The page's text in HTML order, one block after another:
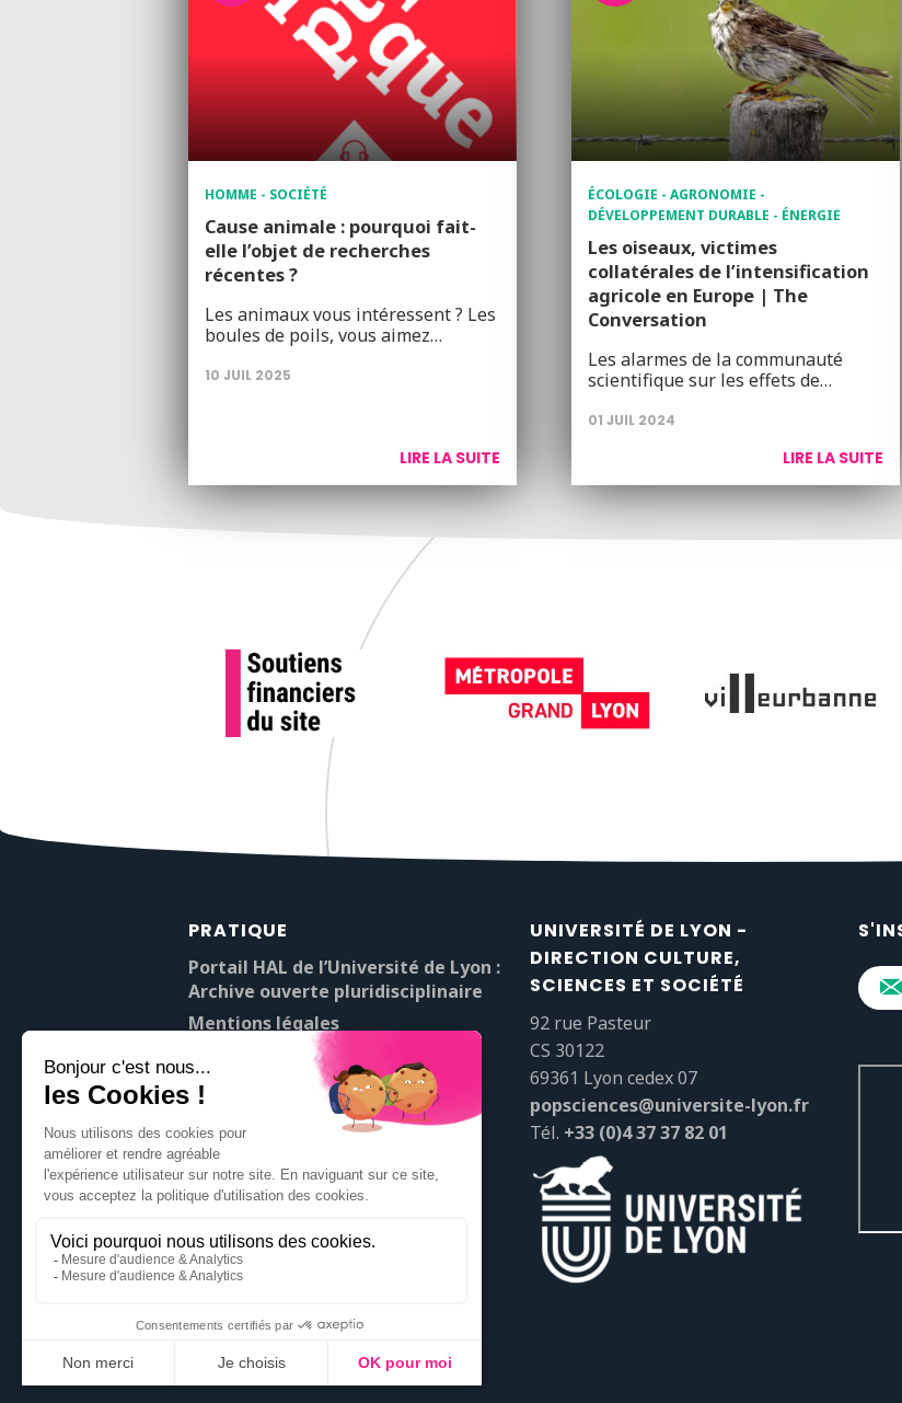
HOMME - SOCIÉTÉ
Cause animale : pourquoi fait-
elle l’objet de recherches
récentes ?
Les animaux vous intéressent ? Les
boules de poils, vous aimez…
10 JUIL 2025
LIRE LA SUITE
ÉCOLOGIE - AGRONOMIE -
DÉVELOPPEMENT DURABLE - ÉNERGIE
Les oiseaux, victimes
collatérales de l’intensification
agricole en Europe | The
Conversation
Les alarmes de la communauté
scientifique sur les effets de…
01 JUIL 2024
LIRE LA SUITE
PRATIQUE
Portail HAL de l’Université de Lyon :
Archive ouverte pluridisciplinaire
Mentions légales
À propos de Pop’Sciences
Contact
UNIVERSITÉ DE LYON -
DIRECTION CULTURE,
SCIENCES ET SOCIÉTÉ
92 rue Pasteur
CS 30122
69361 Lyon cedex 07
popsciences@universite-lyon.fr
Tél. +33 (0)4 37 37 82 01